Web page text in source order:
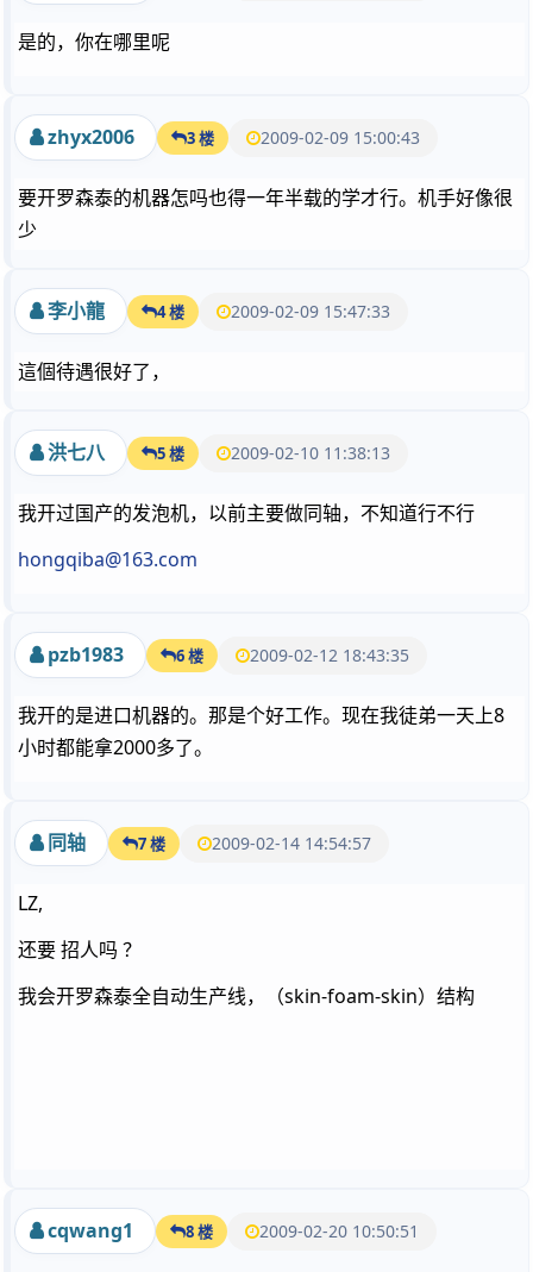
是的，你在哪里呢
zhyx2006 3 楼 2009-02-09 15:00:43
要开罗森泰的机器怎吗也得一年半载的学才行。机手好像很
少
李小龍 4 楼 2009-02-09 15:47:33
這個待遇很好了，
洪七八 5 楼 2009-02-10 11:38:13
我开过国产的发泡机，以前主要做同轴，不知道行不行
hongqiba@163.com
pzb1983 6 楼 2009-02-12 18:43:35
我开的是进口机器的。那是个好工作。现在我徒弟一天上8
小时都能拿2000多了。
同轴 7 楼 2009-02-14 14:54:57
LZ,
还要 招人吗 ？
我会开罗森泰全自动生产线，（skin-foam-skin）结构
cqwang1 8 楼 2009-02-20 10:50:51